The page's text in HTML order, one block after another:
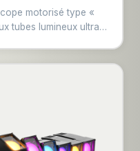
motorisé type «
tubes lumineux ultra-
être utilisé
motorisée de
Il est équipé de